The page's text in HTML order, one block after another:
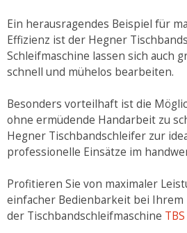
Ein herausragendes Beispiel für
Effizienz ist der Hegner
Schleifmaschine lassen sich auch
schnell und mühelos bearbeiten.
Besonders vorteilhaft ist die
ohne ermüdende Handarbeit zu
Hegner Tischbandschleifer zur
professionelle Einsätze im
Profitieren Sie von maximaler
einfacher Bedienbarkeit bei
der Tischbandschleifmaschine